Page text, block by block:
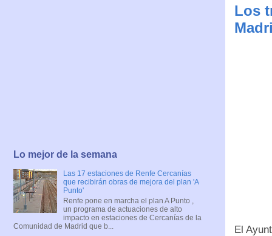
Los
El
Lo mejor de la semana
Las 17 estaciones de Renfe Cercanías
que recibirán obras de mejora del plan 'A
Punto'
Renfe pone en marcha el plan A Punto ,
un programa de actuaciones de alto
impacto en estaciones de Cercanías de la
Comunidad de Madrid que b...